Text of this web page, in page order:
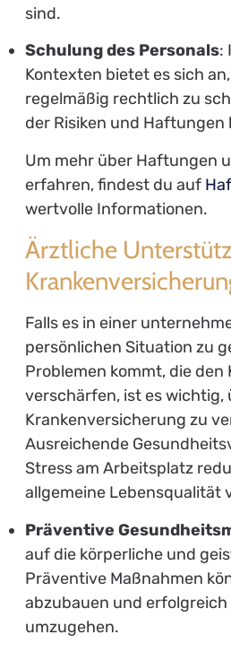
sind.
Schulung des Personals:
Kontexten bietet es sich
regelmäßig rechtlich zu
der Risiken und Haftungen
Um mehr über Haftungen
erfahren, findest du auf
wertvolle Informationen.
Ärztliche
Falls es in einer
persönlichen Situation zu
Problemen kommt, die den
verschärfen, ist es wichtig,
Krankenversicherung zu
Ausreichende
Stress am Arbeitsplatz
allgemeine Lebensqualität
Präventive
auf die körperliche und
Präventive Maßnahmen
abzubauen und
umzugehen.